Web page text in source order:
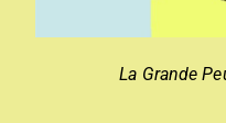
La Grande